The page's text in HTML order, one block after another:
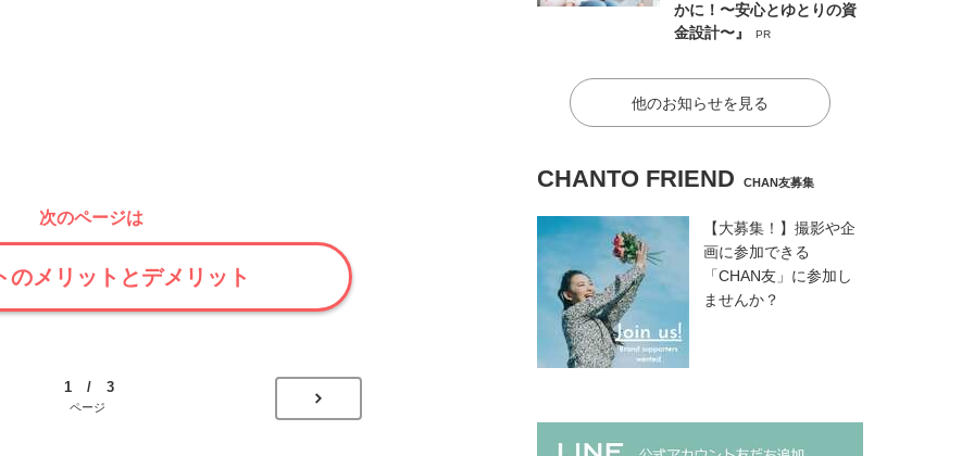
次のページは
のメリットとデメリット
1 / 3
ページ
かに！〜安心とゆとりの資
金設計〜』
PR
他のお知らせを見る
CHANTO FRIEND CHAN友募集
【大募集！】撮影や企
画に参加できる
「CHAN友」に参加し
ませんか？